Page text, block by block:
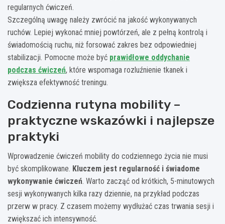
regularnych ćwiczeń.
Szczególną uwagę należy zwrócić na jakość wykonywanych
ruchów. Lepiej wykonać mniej powtórzeń, ale z pełną kontrolą i
świadomością ruchu, niż forsować zakres bez odpowiedniej
stabilizacji. Pomocne może być prawidłowe oddychanie
podczas ćwiczeń, które wspomaga rozluźnienie tkanek i
zwiększa efektywność treningu.
Codzienna rutyna mobility –
praktyczne wskazówki i najlepsze
praktyki
Wprowadzenie ćwiczeń mobility do codziennego życia nie musi
być skomplikowane. Kluczem jest regularność i świadome
wykonywanie ćwiczeń. Warto zacząć od krótkich, 5-minutowych
sesji wykonywanych kilka razy dziennie, na przykład podczas
przerw w pracy. Z czasem możemy wydłużać czas trwania sesji i
zwiększać ich intensywność.